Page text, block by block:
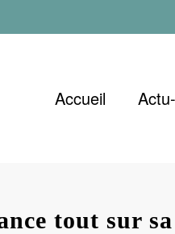
Accueil
tout sur sa